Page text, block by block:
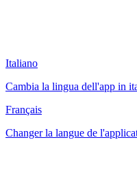
Italiano
Cambia la lingua dell'app in
Français
Changer la langue de